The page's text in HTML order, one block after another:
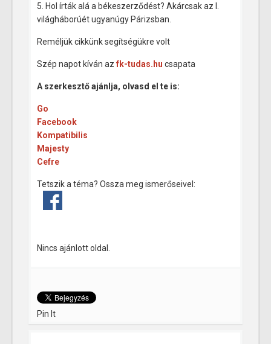
5. Hol írták alá a békeszerződést? Akárcsak az I.
világháborúét ugyanúgy Párizsban.
Reméljük cikkünk segítségükre volt
Szép napot kíván azfk-tudas.hu csapata
A szerkesztő ajánlja, olvasd el te is:
Go
Facebook
Kompatibilis
Majesty
Cefre
Tetszik a téma? Ossza meg ismerőseivel:
Nincs ajánlott oldal.
Pin It